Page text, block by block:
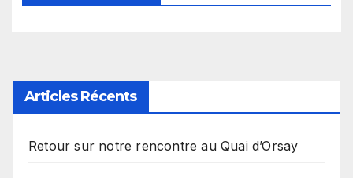
Articles Récents
Retour sur notre rencontre au Quai d’Orsay